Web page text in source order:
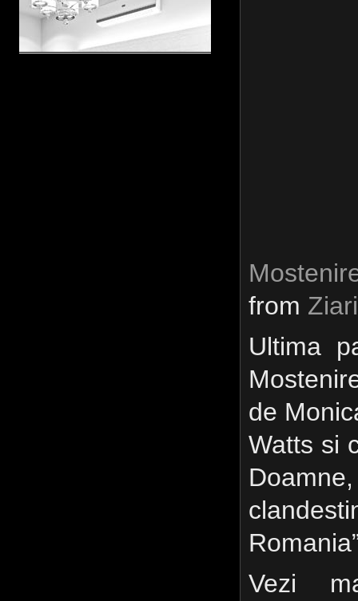
from
Ultima
de
Watts si
Vezi